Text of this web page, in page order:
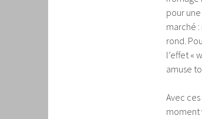
pour
marché
rond.
l’effet «
amuse
Avec
moment